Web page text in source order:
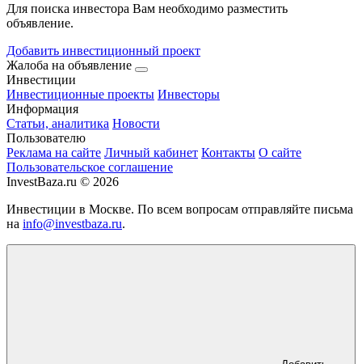
Для поиска инвестора Вам необходимо разместить
объявление.
Добавить инвестиционный проект
Жалоба на объявление
Инвестиции
Инвестиционные проекты Инвесторы
Информация
Статьи, аналитика Новости
Пользователю
Реклама на сайте Личный кабинет Контакты О сайте
Пользовательское соглашение
InvestBaza.ru © 2026
Инвестиции в Москве. По всем вопросам отправляйте письма
на info@investbaza.ru.